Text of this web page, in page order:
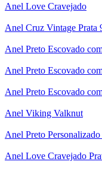
Anel Love Cravejado
Anel Cruz Vintage Prata
Anel Preto Escovado
Anel Preto Escovado
Anel Preto Escovado
Anel Viking Valknut
Anel Preto
Anel Love Cravejado